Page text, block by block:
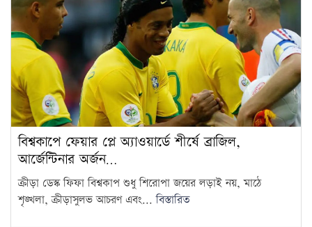
বিশ্বকাপে ফেয়ার প্লে অ্যাওয়ার্ডে শীর্ষে ব্রাজিল,
আর্জেন্টিনার অর্জন…
ক্রীড়া ডেস্ক ফিফা বিশ্বকাপ শুধু শিরোপা জয়ের লড়াই নয়, মাঠে
শৃঙ্খলা, ক্রীড়াসুলভ আচরণ এবং...বিস্তারিত